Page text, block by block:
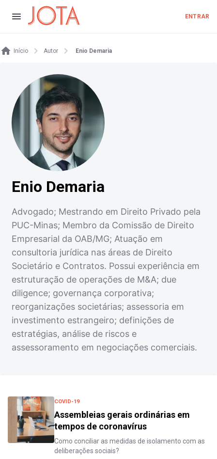
ENTRAR
Início Autor Enio Demaria
Enio Demaria
Advogado; Mestrando em Direito Privado pela
PUC-Minas; Membro da Comissão de Direito
Empresarial da OAB/MG; Atuação em
consultoria jurídica nas áreas de Direito
Societário e Contratos. Possui experiência em
estruturação de operações de M&A; due
diligence; governança corporativa;
reorganizações societárias; assessoria em
investimento estrangeiro; definições de
estratégias, análise de riscos e
assessoramento em negociações comerciais.
COVID-19
Assembleias gerais ordinárias em
tempos de coronavírus
Como conciliar as medidas de isolamento com as
deliberações sociais?